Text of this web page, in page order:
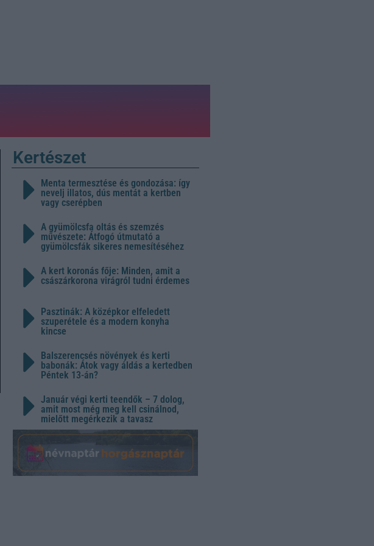
Kertészet
Menta termesztése és gondozása: így
nevelj illatos, dús mentát a kertben
vagy cserépben
A gyümölcsfa oltás és szemzés
művészete: Átfogó útmutató a
gyümölcsfák sikeres nemesítéséhez
A kert koronás fője: Minden, amit a
császárkorona virágról tudni érdemes
Pasztinák: A középkor elfeledett
szuperétele és a modern konyha
kincse
Balszerencsés növények és kerti
babonák: Átok vagy áldás a kertedben
Péntek 13-án?
Január végi kerti teendők – 7 dolog,
amit most még meg kell csinálnod,
mielőtt megérkezik a tavasz